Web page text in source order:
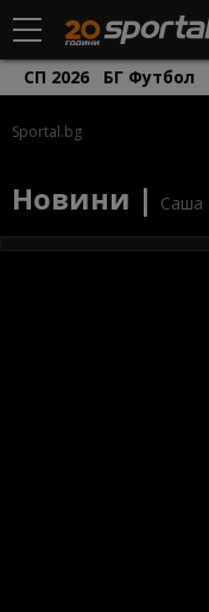
СП 2026 БГ Футбол
Sportal.bg
Новини | Саша